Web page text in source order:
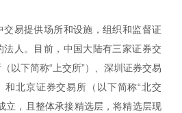
易提供场所和设施，组织和监督证
法人。目前，中国大陆有三家证券交
以下简称“上交所”）、深圳证券交易
和北京证券交易所（以下简称“北交
立，且整体承接精选层，将精选层现